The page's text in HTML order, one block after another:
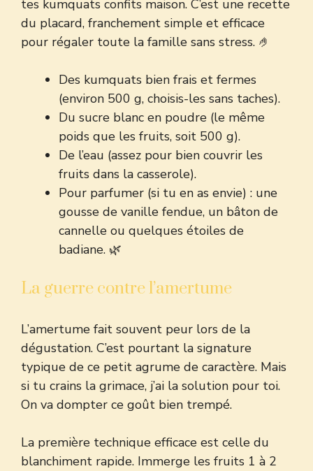
tes kumquats confits maison. C’est une recette
du placard, franchement simple et efficace
pour régaler toute la famille sans stress. 🤌
Des kumquats bien frais et fermes
(environ 500 g, choisis-les sans taches).
Du sucre blanc en poudre (le même
poids que les fruits, soit 500 g).
De l’eau (assez pour bien couvrir les
fruits dans la casserole).
Pour parfumer (si tu en as envie) : une
gousse de vanille fendue, un bâton de
cannelle ou quelques étoiles de
badiane. 🌿
La guerre contre l’amertume
L’amertume fait souvent peur lors de la
dégustation. C’est pourtant la signature
typique de ce petit agrume de caractère. Mais
si tu crains la grimace, j’ai la solution pour toi.
On va dompter ce goût bien trempé.
La première technique efficace est celle du
blanchiment rapide. Immerge les fruits 1 à 2